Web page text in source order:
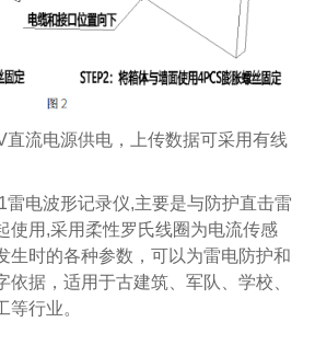
流电源供电，上传数据可采用有线
电波形记录仪,主要是与防护直击雷
使用,采用柔性罗氏线圈为电流传感
生时的各种参数，可以为雷电防护和
依据，适用于古建筑、军队、学校、
等行业。